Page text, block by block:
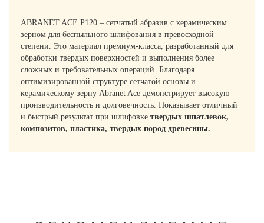
ABRANET ACE P120 – сетчатый абразив с керамическим
зерном для беспыльного шлифования в превосходной
степени. Это материал премиум-класса, разработанный для
обработки твердых поверхностей и выполнения более
сложных и требовательных операций. Благодаря
оптимизированной структуре сетчатой основы и
керамическому зерну Abranet Ace демонстрирует высокую
производительность и долговечность. Показывает отличный
и быстрый результат при шлифовке твердых шпатлевок,
композитов, пластика, твердых пород древесины.